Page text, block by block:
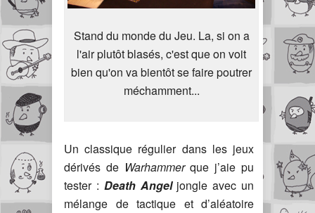
Stand du monde du Jeu. La, si on a
l'air plutôt blasés, c'est que on voit
bien qu'on va bientôt se faire poutrer
méchamment...
Un classique régulier dans les jeux
dérivés de Warhammerque j’aie pu
tester : Death Angeljongle avec un
mélange de tactique et d’aléatoire